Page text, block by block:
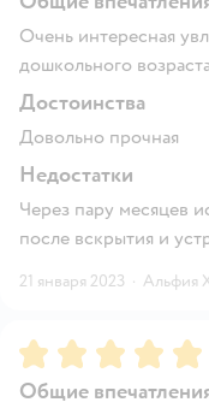
Очень интересная
дошкольного
Достоинства
Довольно прочная
Недостатки
Через пару месяцев
после вскрытия и
21 января 2023 · Альфия
Рейтинг:5
Общие